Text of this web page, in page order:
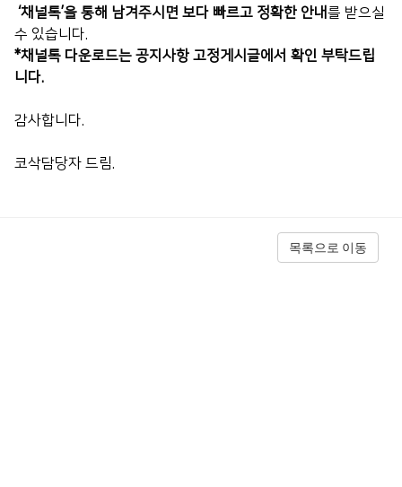
‘채널톡’을 통해 남겨주시면 보다 빠르고 정확한 안내를 받으실
수 있습니다.
*채널톡 다운로드는 공지사항 고정게시글에서 확인 부탁드립
니다.
감사합니다.
코삭담당자 드림.
목록으로 이동